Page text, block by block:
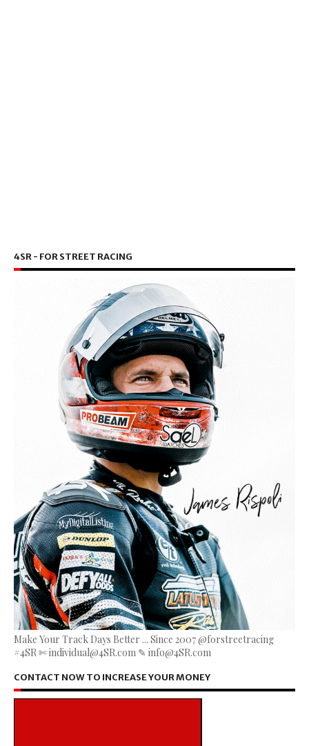
4SR - FOR STREET RACING
Make Your Track Days Better ... Since 2007 @forstreetracing
#4SR ✄ individual@4SR.com ✎ info@4SR.com
CONTACT NOW TO INCREASE YOUR MONEY